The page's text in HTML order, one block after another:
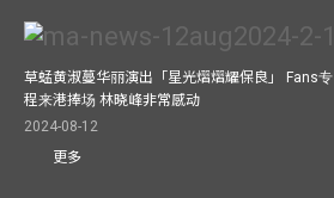
草蜢黄淑蔓华丽演出「星光熠熠耀保良」 Fans专
程来港捧场 林晓峰非常感动
2024-08-12
更多